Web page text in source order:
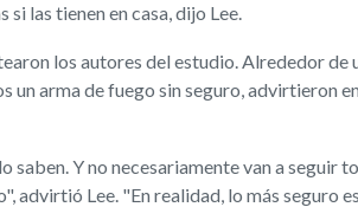
las tienen en casa, dijo Lee.
los autores del estudio. Alrededor de
un arma de fuego sin seguro, advirtieron
Y no necesariamente van a seguir
advirtió Lee. "En realidad, lo más seguro